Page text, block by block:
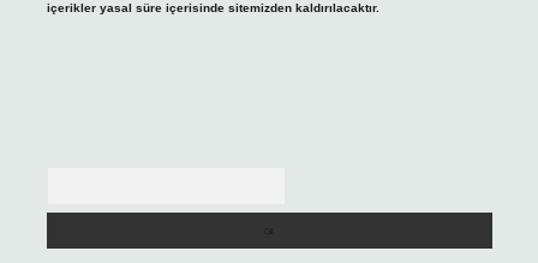
içerikler yasal süre içerisinde sitemizden kaldırılacaktır.